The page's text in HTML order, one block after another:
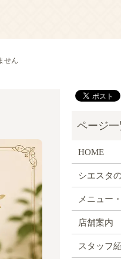
せん
HOME
シエスタ
メニュー
店舗案内
スタッフ